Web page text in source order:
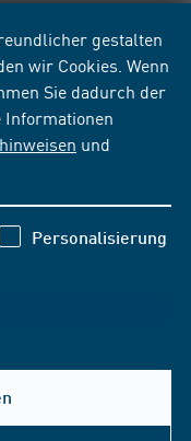
gestalten
wir Cookies. Wenn
Sie dadurch der
Informationen
und
Personalisierung
& Kontakt